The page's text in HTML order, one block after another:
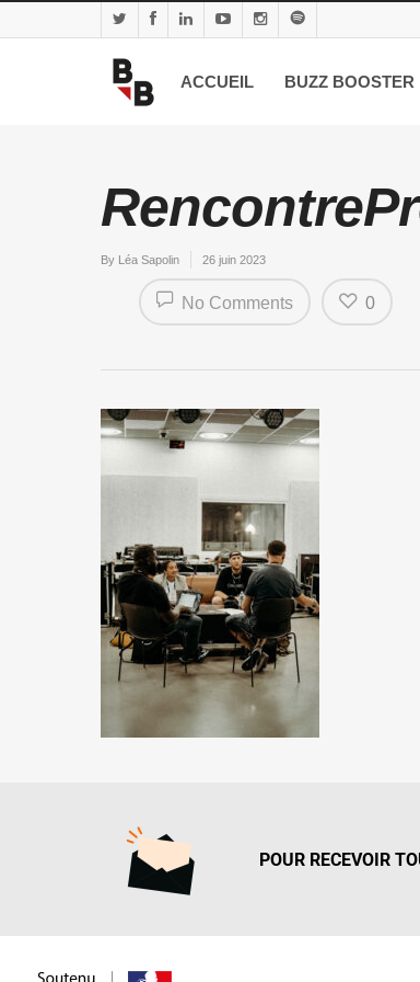
ACCUEIL BUZZ BOOSTER
By Léa Sapolin 26 juin 2023
No Comments 0
POUR RECEVOIR